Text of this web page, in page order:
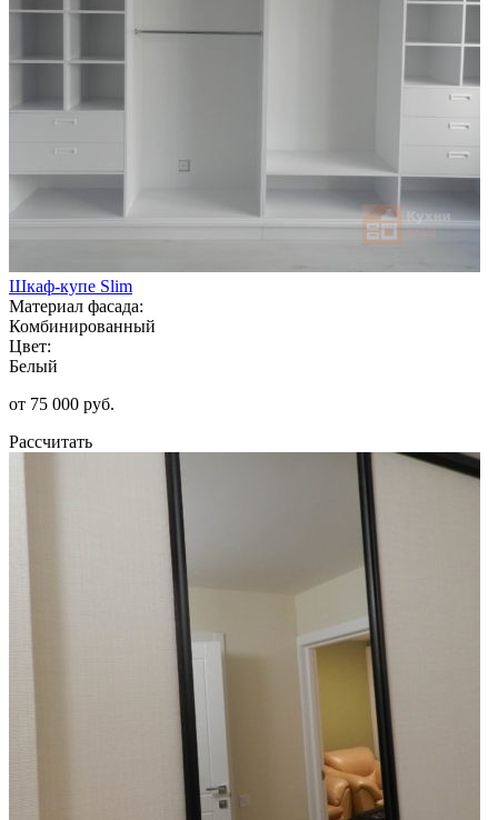
Шкаф-купе Slim
Материал фасада:
Комбинированный
Цвет:
Белый
от 75 000 руб.
Рассчитать